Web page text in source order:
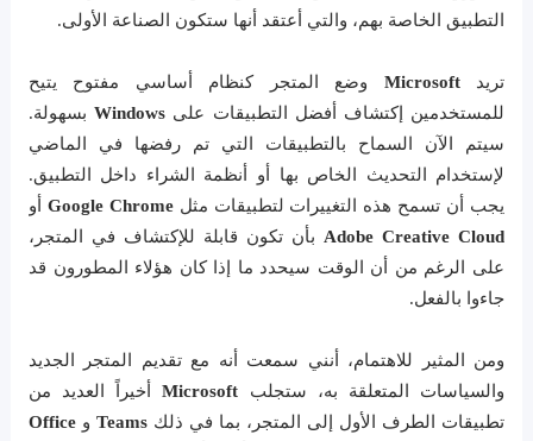
التطبيق الخاصة بهم، والتي أعتقد أنها ستكون الصناعة الأولى.
تريدMicrosoft
وضع المتجر كنظام أساسي مفتوح يتيح
للمستخدمين إكتشاف أفضل التطبيقات على Windows بسهولة.
سيتم الآن السماح بالتطبيقات التي تم رفضها في الماضي
لإستخدام التحديث الخاص بها أو أنظمة الشراء داخل التطبيق.
يجب أن تسمح هذه التغييرات لتطبيقات مثلGoogle Chrome أو
Adobe Creative Cloud بأن تكون قابلة للإكتشاف في المتجر،
على الرغم من أن الوقت سيحدد ما إذا كان هؤلاء المطورون قد
جاءوا بالفعل.
ومن المثير للاهتمام، أنني سمعت أنه مع تقديم المتجر الجديد
والسياسات المتعلقة به، ستجلب Microsoft
أخيراً العديد من
تطبيقات الطرف الأول إلى المتجر، بما في ذلك Teams وOffice